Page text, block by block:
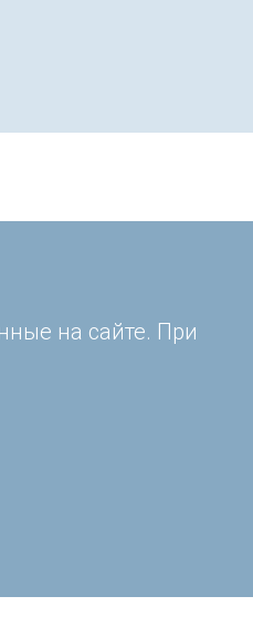
на сайте. При